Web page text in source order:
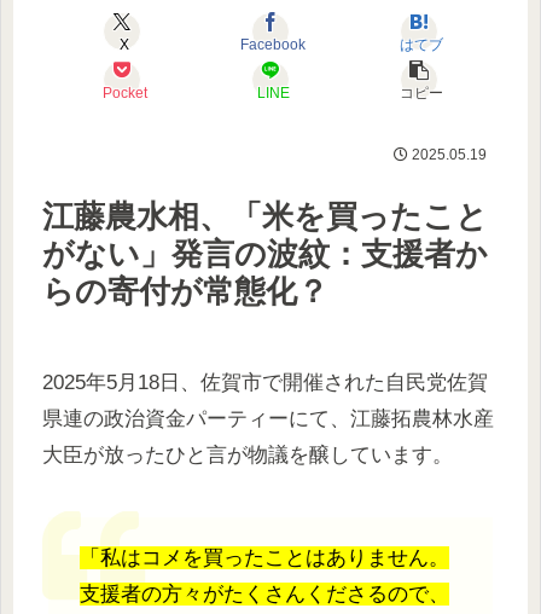
X Facebook はてブ
Pocket LINE コピー
2025.05.19
江藤農水相、「米を買ったこと
がない」発言の波紋：支援者か
らの寄付が常態化？
2025年5月18日、佐賀市で開催された自民党佐賀
県連の政治資金パーティーにて、江藤拓農林水産
大臣が放ったひと言が物議を醸しています。
「私はコメを買ったことはありません。
支援者の方々がたくさんくださるので、